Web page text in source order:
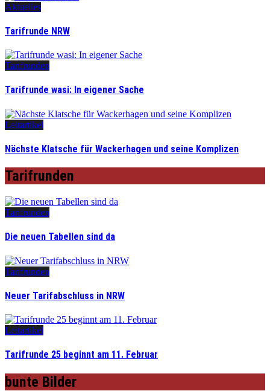
Aktuelles
Tarifrunde NRW
Tarifrunden
Tarifrunde wasi: In eigener Sache
Leitartikel
Nächste Klatsche für Wackerhagen und seine Komplizen
Tarifrunden
Tarifrunden
Die neuen Tabellen sind da
Tarifrunden
Neuer Tarifabschluss in NRW
Leitartikel
Tarifrunde 25 beginnt am 11. Februar
bunte Bilder